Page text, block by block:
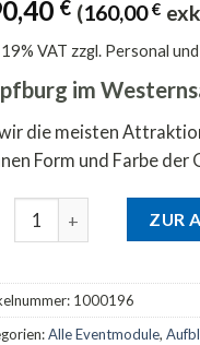
€ (160,00€
VAT zzgl. Personal
im
die meisten
Form und Farbe der
Western mit Dach
ZUR
1000196
Alle Eventmodule,